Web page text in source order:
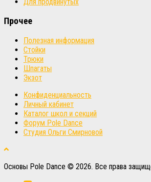
Для продвинутых
Прочее
Полезная информация
Стойки
Трюки
Шпагаты
Экзот
Конфиденциальность
Личный кабинет
Каталог школ и секций
Форум Pole Dance
Студия Ольги Смирновой
Основы Pole Dance © 2026. Все права